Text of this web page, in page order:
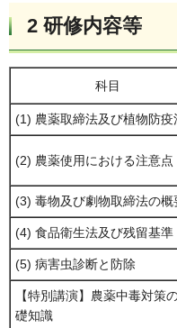
2 研修内容等
科目
(1) 農薬取締法及び植物防疫
(2) 農薬使用における注意点
(3) 毒物及び劇物取締法の概
(4) 食品衛生法及び残留基準
(5) 病害虫診断と防除
【特別講演】農薬中毒対策
礎知識